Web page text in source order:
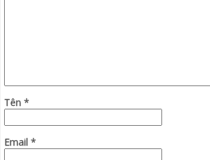
Tên *
Email *